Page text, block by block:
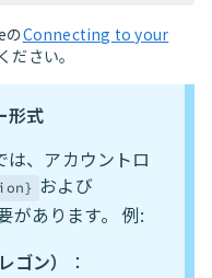
のConnecting to your
ださい。
形式
は、アカウントロ
および
があります。 例:
ゴン）
：